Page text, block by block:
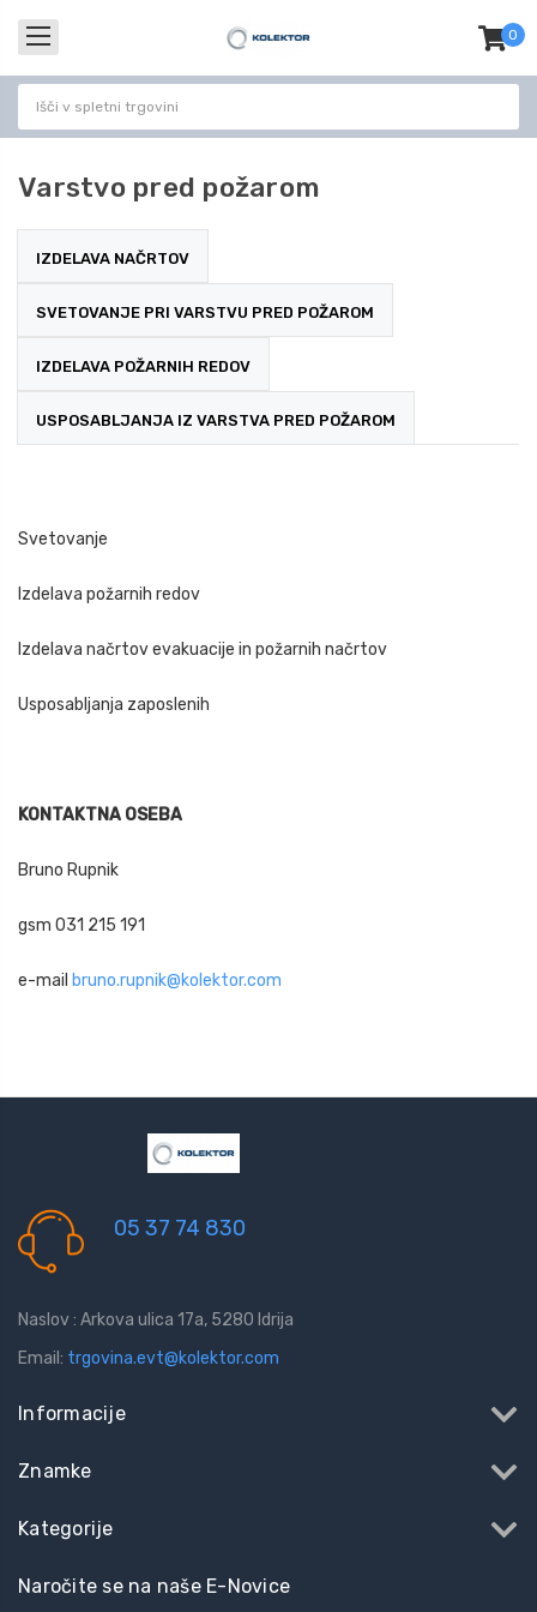
0
-
Varstvo pred požarom
IZDELAVA NAČRTOV
SVETOVANJE PRI VARSTVU PRED POŽAROM
IZDELAVA POŽARNIH REDOV
USPOSABLJANJA IZ VARSTVA PRED POŽAROM
Svetovanje
Izdelava požarnih redov
Izdelava načrtov evakuacije in požarnih načrtov
Usposabljanja zaposlenih
KONTAKTNA OSEBA
Bruno Rupnik
gsm 031 215 191
e-mail bruno.rupnik@kolektor.com
05 37 74 830
Naslov : Arkova ulica 17a, 5280 Idrija
Email: trgovina.evt@kolektor.com
Informacije
Znamke
Kategorije
Naročite se na naše E-Novice